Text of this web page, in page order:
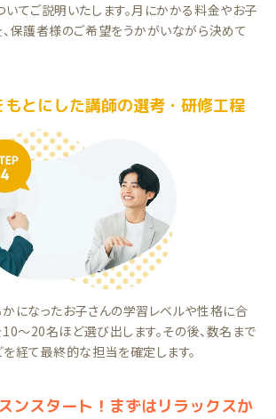
てご説明いたします。月にかかる料金やお子
保護者様のご希望をうかがいながら決めて
もとにした講師の選考・研修工程
になったお子さんの学習レベルや性格に合
～20名ほど選び出します。その後、数名まで
経て最終的な担当を確定します。
ンスタート！まずはリラックスか